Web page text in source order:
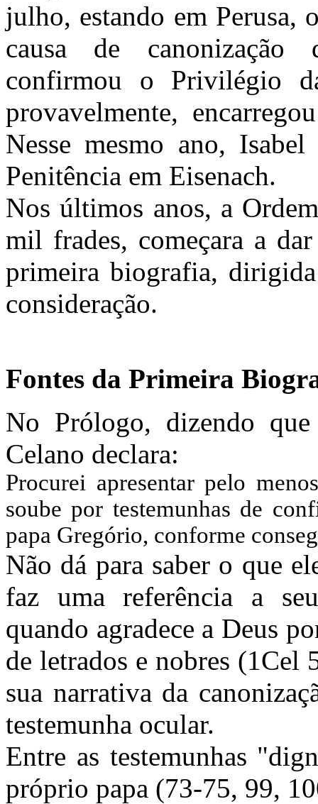
julho, estando em Perusa,
causa de canonização
confirmou o Privilégio
provavelmente,
Nesse mesmo ano,
Penitência em Eisenach.
Nos últimos anos, a
mil frades, começara a
primeira biografia,
consideração.
Fontes da Primeira
No Prólogo, dizendo
Celano declara:
Procurei apresentar pelo
soube por testemunhas de
papa Gregório, conforme
Não dá para saber o que
faz uma referência a
quando agradece a Deus
de letrados e nobres (1Cel
sua narrativa da
testemunha ocular.
Entre as testemunhas
próprio papa (73-75, 99,